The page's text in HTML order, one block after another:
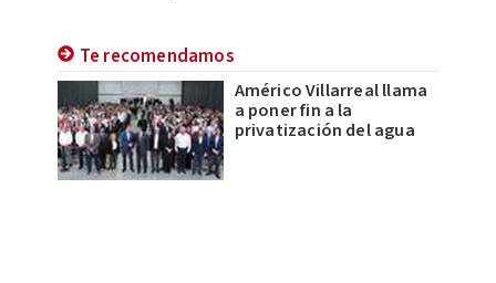
Te recomendamos
Américo Villarreal llama
a poner fin a la
privatización del agua